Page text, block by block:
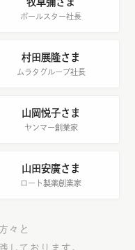
ポールスター社長
村田展隆さま
ムラタグループ社長
山岡悦子さま
ヤンマー創業家
山田安廣さま
ロート製薬創業家
々と